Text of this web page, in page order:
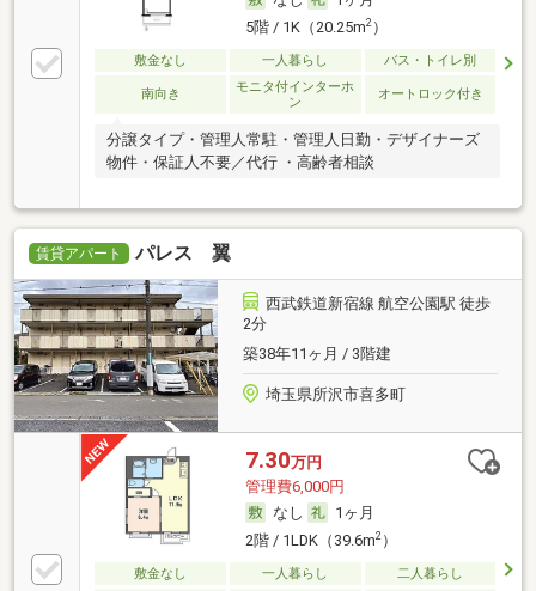
5階 / 1K（20.25m2）
敷金なし 一人暮らし バス・トイレ別
南向き
モニタ付インターホ
ン
オートロック付き
分譲タイプ・管理人常駐・管理人日勤・デザイナーズ
物件・保証人不要／代行 ・高齢者相談
賃貸アパート パレス 翼
西武鉄道新宿線 航空公園駅 徒歩
2分
築38年11ヶ月 / 3階建
埼玉県所沢市喜多町
7.30万円
管理費6,000円
なし
1ヶ月
2階 / 1LDK（39.6m2）
敷金なし 一人暮らし
二人暮らし